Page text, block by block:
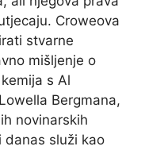
Croweova
stvarne
mišljenje o
s Al
Bergmana,
novinarskih
danas služi kao